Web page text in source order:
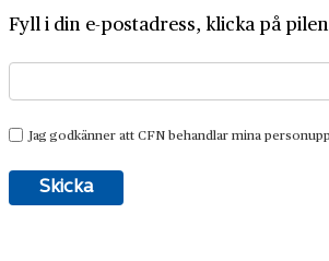
Fyll i din e-postadress, klicka på pilen